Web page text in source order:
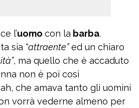
l’uomo con la barba.
sia “attraente”ed un chiaro
, ma quello che è accaduto
non è poi così
che amava tanto gli uomini
vorrà vederne almeno per